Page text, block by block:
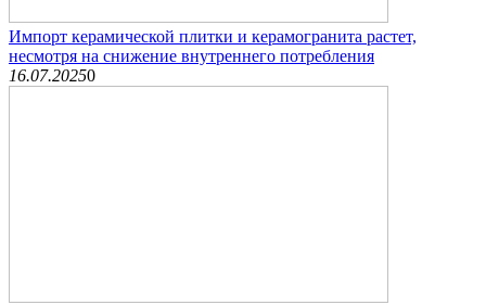
Импорт керамической плитки и керамогранита растет,
несмотря на снижение внутреннего потребления
16.07.20250